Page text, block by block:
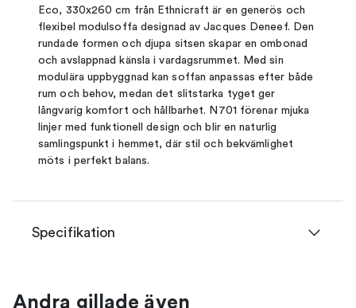
Eco, 330x260 cm från Ethnicraft är en generös och
flexibel modulsoffa designad av Jacques Deneef. Den
rundade formen och djupa sitsen skapar en ombonad
och avslappnad känsla i vardagsrummet. Med sin
modulära uppbyggnad kan soffan anpassas efter både
rum och behov, medan det slitstarka tyget ger
långvarig komfort och hållbarhet. N701 förenar mjuka
linjer med funktionell design och blir en naturlig
samlingspunkt i hemmet, där stil och bekvämlighet
möts i perfekt balans.
Specifikation
Andra gillade även